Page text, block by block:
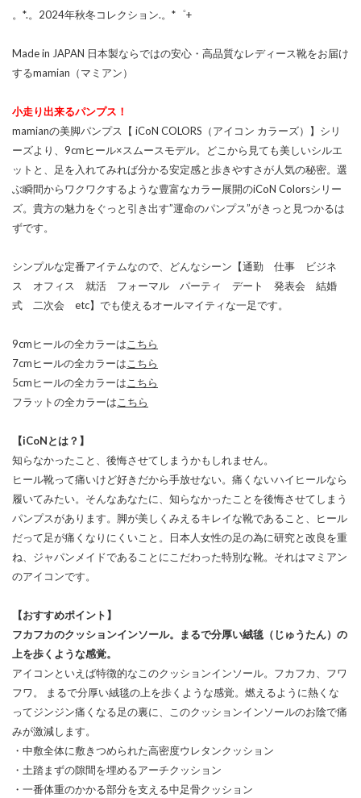
。*.。2024年秋冬コレクション.。*゜+
Made in JAPAN 日本製ならではの安心・高品質なレディース靴をお届け
するmamian（マミアン）
小走り出来るパンプス！
mamianの美脚パンプス【 iCoN COLORS（アイコン カラーズ）】シリ
ーズより、9cmヒール×スムースモデル。どこから見ても美しいシルエ
ットと、足を入れてみれば分かる安定感と歩きやすさが人気の秘密。選
ぶ瞬間からワクワクするような豊富なカラー展開のiCoN Colorsシリー
ズ。貴方の魅力をぐっと引き出す”運命のパンプス”がきっと見つかるは
ずです。
シンプルな定番アイテムなので、どんなシーン【通勤 仕事 ビジネ
ス オフィス 就活 フォーマル パーティ デート 発表会 結婚
式 二次会 etc】でも使えるオールマイティな一足です。
9cmヒールの全カラーは こちら
7cmヒールの全カラーは こちら
5cmヒールの全カラーは こちら
フラットの全カラーは こちら
【iCoNとは？】
知らなかったこと、後悔させてしまうかもしれません。
ヒール靴って痛いけど好きだから手放せない。痛くないハイヒールなら
履いてみたい。そんなあなたに、知らなかったことを後悔させてしまう
パンプスがあります。脚が美しくみえるキレイな靴であること、ヒール
だって足が痛くなりにくいこと。日本人女性の足の為に研究と改良を重
ね、ジャパンメイドであることにこだわった特別な靴。それはマミアン
のアイコンです。
【おすすめポイント】
フカフカのクッションインソール。まるで分厚い絨毯（じゅうたん）の
上を歩くような感覚。
アイコンといえば特徴的なこのクッションインソール。フカフカ、フワ
フワ。 まるで分厚い絨毯の上を歩くような感覚。燃えるように熱くな
ってジンジン痛くなる足の裏に、このクッションインソールのお陰で痛
みが激減します。
・中敷全体に敷きつめられた高密度ウレタンクッション
・土踏まずの隙間を埋めるアーチクッション
・一番体重のかかる部分を支える中足骨クッション